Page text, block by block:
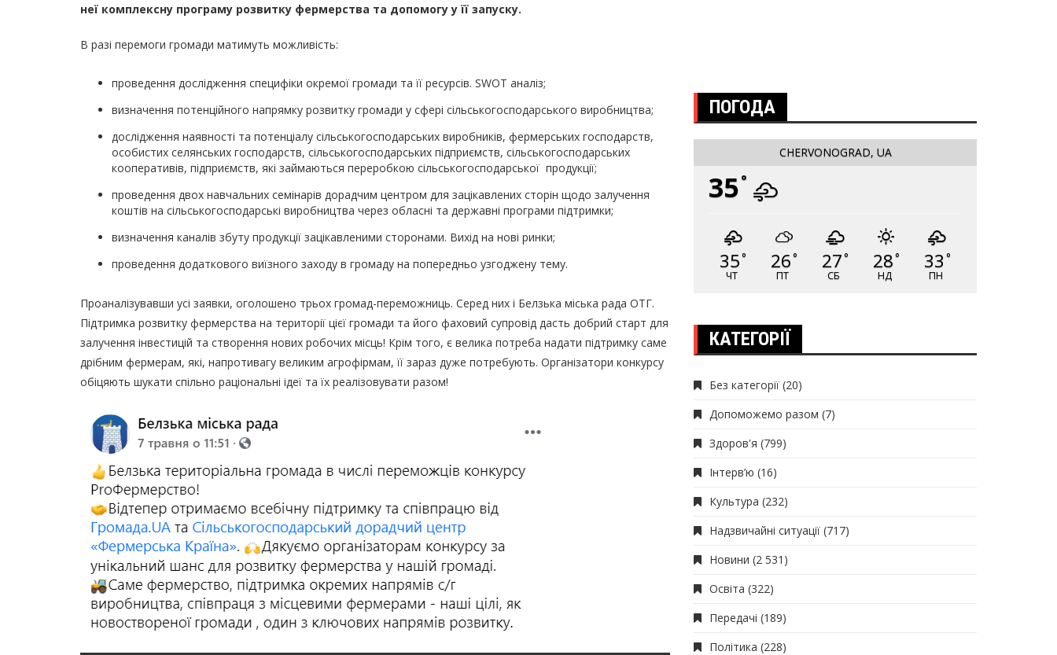
неї комплексну програму розвитку фермерства та допомогу у її запуску.
В разі перемоги громади матимуть можливість:
проведення дослідження специфіки окремої громади та її ресурсів. SWOT аналіз;
визначення потенційного напрямку розвитку громади у сфері сільськогосподарського виробництва;
дослідження наявності та потенціалу сільськогосподарських виробників, фермерських господарств,
особистих селянських господарств, сільськогосподарських підприємств, сільськогосподарських
кооперативів, підприємств, які займаються переробкою сільськогосподарської продукції;
проведення двох навчальних семінарів дорадчим центром для зацікавлених сторін щодо залучення
коштів на сільськогосподарські виробництва через обласні та державні програми підтримки;
визначення каналів збуту продукції зацікавленими сторонами. Вихід на нові ринки;
проведення додаткового виїзного заходу в громаду на попередньо узгоджену тему.
Проаналізувавши усі заявки, оголошено трьох громад-переможниць. Серед них і Белзька міська рада ОТГ.
Підтримка розвитку фермерства на території цієї громади та його фаховий супровід дасть добрий старт для
залучення інвестицій та створення нових робочих місць! Крім того, є велика потреба надати підтримку саме
дрібним фермерам, які, напротивагу великим агрофірмам, її зараз дуже потребують. Організатори конкурсу
обіцяють шукати спільно раціональні ідеї та їх реалізовувати разом!
ПОГОДА
CHERVONOGRAD, UA
35°
35°
ЧТ
26°
ПТ
27°
СБ
28°
НД
33 °
ПН
КАТЕГОРІЇ
Без категорії (20)
Допоможемо разом (7)
Здоров'я (799)
Інтерв’ю (16)
Культура (232)
Надзвичайні ситуації (717)
Новини (2 531)
Освіта (322)
Передачі (189)
Політика (228)